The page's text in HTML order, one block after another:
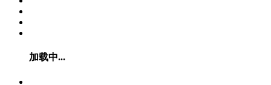
加载中...